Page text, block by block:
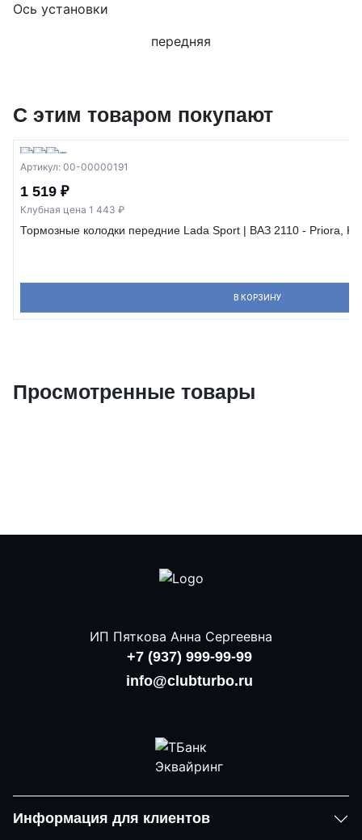
Ось установки
передняя
С этим товаром покупают
Артикул: 00-00000191
1 519 ₽
Клубная цена 1 443 ₽
Тормозные колодки передние Lada Sport | ВАЗ 2110 - Priora,
В КОРЗИНУ
Просмотренные товары
ИП Пяткова Анна Сергеевна
+7 (937) 999-99-99
info@clubturbo.ru
Информация для клиентов